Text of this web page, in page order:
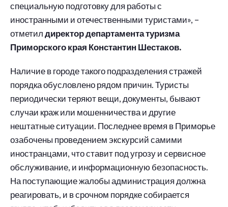
специальную подготовку для работы с
иностранными и отечественными туристами», –
отметилдиректор департамента туризма
Приморского края Константин Шестаков.
Наличие в городе такого подразделения стражей
порядка обусловлено рядом причин. Туристы
периодически теряют вещи, документы, бывают
случаи краж или мошенничества и другие
нештатные ситуации. Последнее время в Приморье
озабочены проведением экскурсий самими
иностранцами, что ставит под угрозу и сервисное
обслуживание, и информационную безопасность.
На поступающие жалобы администрация должна
реагировать, и в срочном порядке собирается